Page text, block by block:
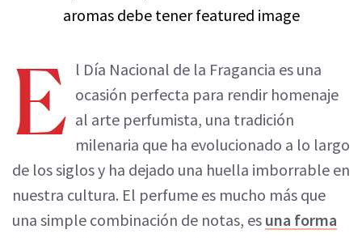
E l Día Nacional de la Fragancia es una
ocasión perfecta para rendir homenaje
al arte perfumista, una tradición
milenaria que ha evolucionado a lo largo
de los siglos y ha dejado una huella imborrable en
nuestra cultura. El perfume es mucho más que
una simple combinación de notas, es una forma